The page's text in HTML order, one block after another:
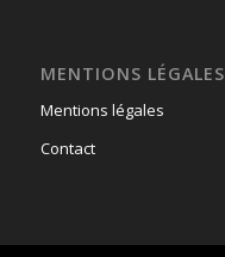
MENTIONS LÉGALES
Mentions légales
Contact